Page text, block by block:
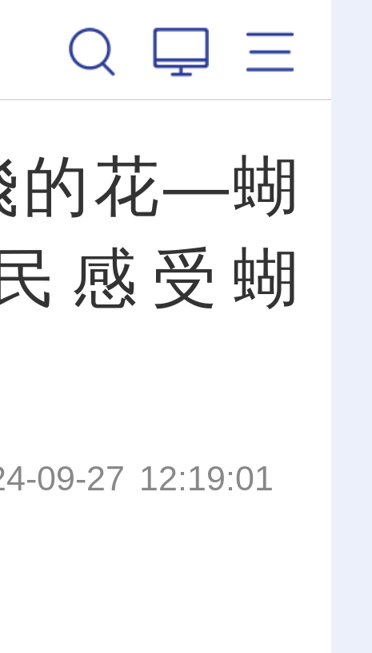
的花—蝴
感受蝴
09-27 12:19:01